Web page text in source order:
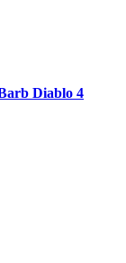
Diablo 4